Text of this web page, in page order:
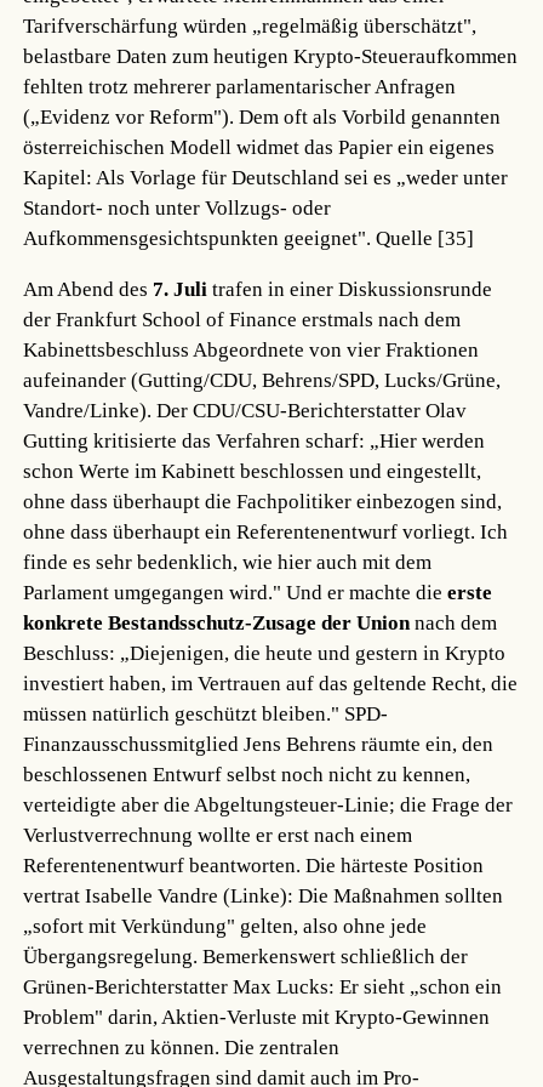
Tarifverschärfung würden „regelmäßig überschätzt",
belastbare Daten zum heutigen Krypto-Steueraufkommen
fehlten trotz mehrerer parlamentarischer Anfragen
(„Evidenz vor Reform"). Dem oft als Vorbild genannten
österreichischen Modell widmet das Papier ein eigenes
Kapitel: Als Vorlage für Deutschland sei es „weder unter
Standort- noch unter Vollzugs- oder
Aufkommensgesichtspunkten geeignet".Quelle [35]
Am Abend des 7. Juli trafen in einer Diskussionsrunde
der Frankfurt School of Finance erstmals nach dem
Kabinettsbeschluss Abgeordnete von vier Fraktionen
aufeinander (Gutting/CDU, Behrens/SPD, Lucks/Grüne,
Vandre/Linke). Der CDU/CSU-Berichterstatter Olav
Gutting kritisierte das Verfahren scharf: „Hier werden
schon Werte im Kabinett beschlossen und eingestellt,
ohne dass überhaupt die Fachpolitiker einbezogen sind,
ohne dass überhaupt ein Referentenentwurf vorliegt. Ich
finde es sehr bedenklich, wie hier auch mit dem
Parlament umgegangen wird." Und er machte dieerste
konkrete Bestandsschutz-Zusage der Unionnach dem
Beschluss: „Diejenigen, die heute und gestern in Krypto
investiert haben, im Vertrauen auf das geltende Recht, die
müssen natürlich geschützt bleiben." SPD-
Finanzausschussmitglied Jens Behrens räumte ein, den
beschlossenen Entwurf selbst noch nicht zu kennen,
verteidigte aber die Abgeltungsteuer-Linie; die Frage der
Verlustverrechnung wollte er erst nach einem
Referentenentwurf beantworten. Die härteste Position
vertrat Isabelle Vandre (Linke): Die Maßnahmen sollten
„sofort mit Verkündung" gelten, also ohne jede
Übergangsregelung. Bemerkenswert schließlich der
Grünen-Berichterstatter Max Lucks: Er sieht „schon ein
Problem" darin, Aktien-Verluste mit Krypto-Gewinnen
verrechnen zu können. Die zentralen
Ausgestaltungsfragen sind damit auch im Pro-